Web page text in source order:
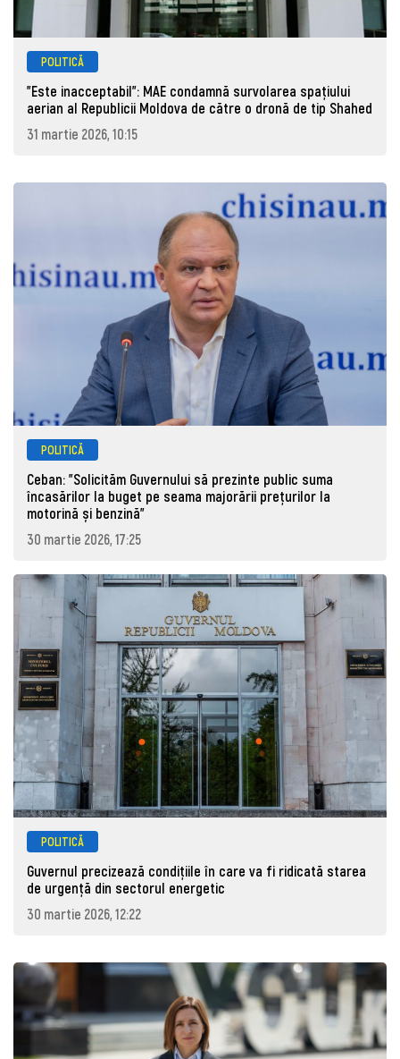
POLITICĂ
"Este inacceptabil": MAE condamnă survolarea spațiului
aerian al Republicii Moldova de către o dronă de tip Shahed
31 martie 2026, 10:15
POLITICĂ
Ceban: "Solicităm Guvernului să prezinte public suma
încasărilor la buget pe seama majorării prețurilor la
motorină și benzină"
30 martie 2026, 17:25
POLITICĂ
Guvernul precizează condițiile în care va fi ridicată starea
de urgență din sectorul energetic
30 martie 2026, 12:22